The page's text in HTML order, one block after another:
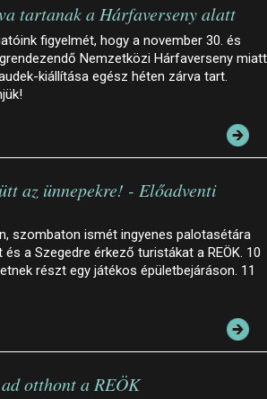
tartanak a Hárfaverseny alatt
figyelmét, hogy a november 30. és
Nemzetközi Hárfaverseny miatt
kiállítása egész héten zárva tart.
az ünnepekre! - Előadventi
szombaton ismét ingyenes palotasétára
a Szegedre érkező turistákat a REÖK. 10
részt egy játékos épületbejáráson. 11
otthont a REÖK